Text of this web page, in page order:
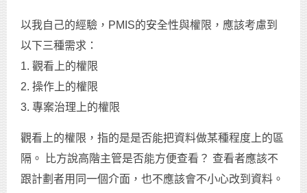
以我自己的經驗，PMIS的安全性與權限，應該考慮到
以下三種需求：
1. 觀看上的權限
2. 操作上的權限
3. 專案治理上的權限
觀看上的權限，指的是是否能把資料做某種程度上的區
隔。 比方說高階主管是否能方便查看？ 查看者應該不
跟計劃者用同一個介面，也不應該會不小心改到資料。